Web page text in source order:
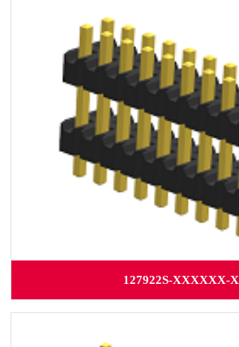
127922S-XXXXXX-X